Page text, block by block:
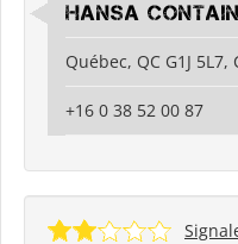
HANSA
Québec, QC G1J
+16 0 38 52 00 87